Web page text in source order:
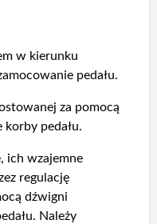
w kierunku
pedału.
za pomocą
pedału.
ich wzajemne
regulację
dźwigni
Należy